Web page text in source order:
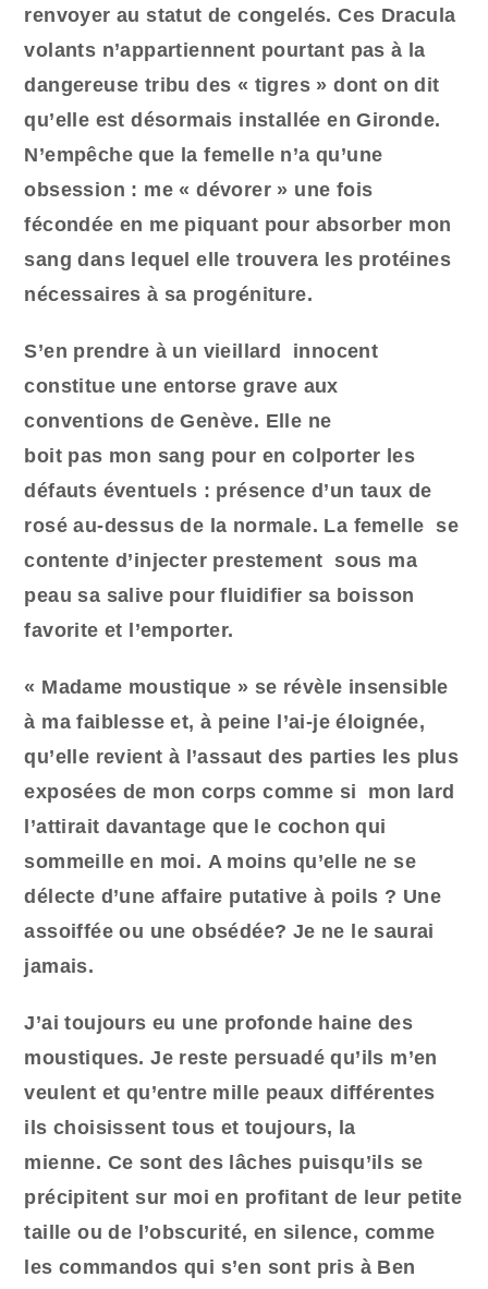
renvoyer au statut de congelés. Ces Dracula
volants n’appartiennent pourtant pas à la
dangereuse tribu des « tigres » dont on dit
qu’elle est désormais installée en Gironde.
N’empêche que la femelle n’a qu’une
obsession : me « dévorer » une fois
fécondée en me piquant pour absorber mon
sang dans lequel elle trouvera les protéines
nécessaires à sa progéniture.
S’en prendre à un vieillard innocent
constitue une entorse grave aux
conventions de Genève. Elle ne
boit pas mon sang pour en colporter les
défauts éventuels : présence d’un taux de
rosé au-dessus de la normale. La femelle se
contente d’injecter prestement sous ma
peau sa salive pour fluidifier sa boisson
favorite et l’emporter.
« Madame moustique » se révèle insensible
à ma faiblesse et, à peine l’ai-je éloignée,
qu’elle revient à l’assaut des parties les plus
exposées de mon corps comme si mon lard
l’attirait davantage que le cochon qui
sommeille en moi. A moins qu’elle ne se
délecte d’une affaire putative à poils ? Une
assoiffée ou une obsédée? Je ne le saurai
jamais.
J’ai toujours eu une profonde haine des
moustiques. Je reste persuadé qu’ils m’en
veulent et qu’entre mille peaux différentes
ils choisissent tous et toujours, la
mienne. Ce sont des lâches puisqu’ils se
précipitent sur moi en profitant de leur petite
taille ou de l’obscurité, en silence, comme
les commandos qui s’en sont pris à Ben